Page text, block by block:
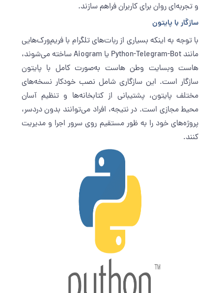
و تجربه‌ای روان برای کاربران فراهم سازند.
سازگار با پایتون
با توجه به اینکه بسیاری از ربات‌های تلگرام با فریم‌ورک‌هایی
مانند Python-Telegram-Bot یا Aiogram ساخته می‌شوند،
هاست وبسایت وطن ‌هاست به‌صورت کامل با پایتون
سازگار است. این سازگاری شامل نصب خودکار نسخه‌های
مختلف پایتون، پشتیبانی از کتابخانه‌ها و تنظیم آسان
محیط مجازی است. در نتیجه، افراد می‌توانند بدون دردسر،
پروژه‌های خود را به ظور مستقیم روی سرور اجرا و مدیریت
کنند.